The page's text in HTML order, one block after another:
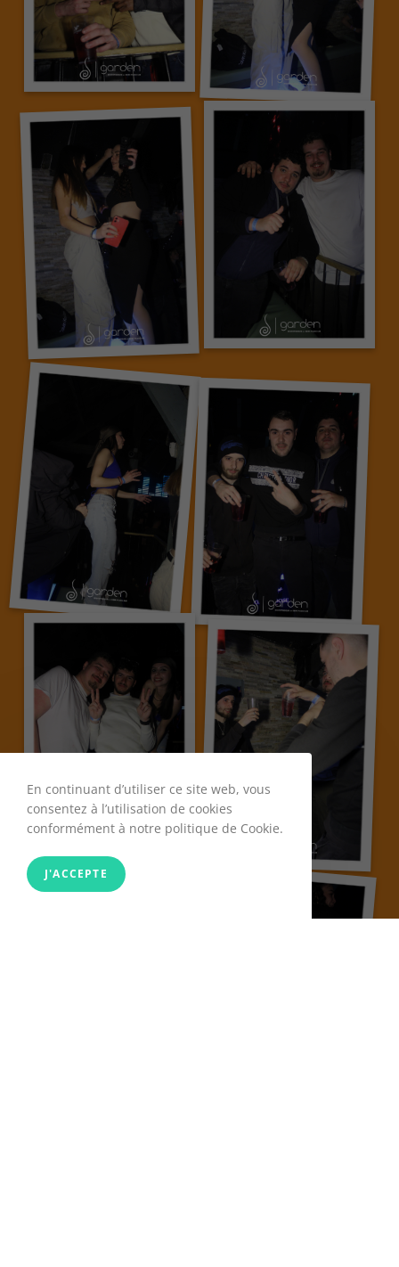
En continuant d’utiliser ce site web, vous
consentez à l’utilisation de cookies
conformément à notre politique de Cookie.
J'ACCEPTE